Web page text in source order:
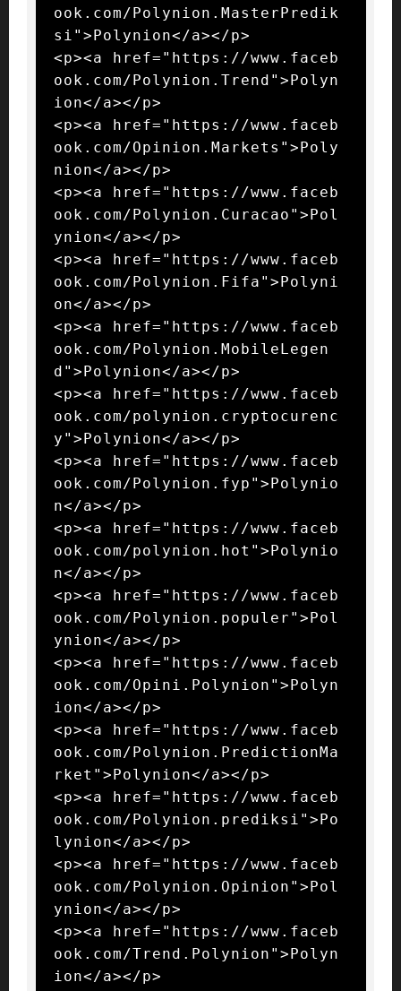
ook.com/Polynion.MasterPredik
si">Polynion</a></p>
<p><a href="https://www.faceb
ook.com/Polynion.Trend">Polyn
ion</a></p>
<p><a href="https://www.faceb
ook.com/Opinion.Markets">Poly
nion</a></p>
<p><a href="https://www.faceb
ook.com/Polynion.Curacao">Pol
ynion</a></p>
<p><a href="https://www.faceb
ook.com/Polynion.Fifa">Polyni
on</a></p>
<p><a href="https://www.faceb
ook.com/Polynion.MobileLegen
d">Polynion</a></p>
<p><a href="https://www.faceb
ook.com/polynion.cryptocurenc
y">Polynion</a></p>
<p><a href="https://www.faceb
ook.com/Polynion.fyp">Polynio
n</a></p>
<p><a href="https://www.faceb
ook.com/polynion.hot">Polynio
n</a></p>
<p><a href="https://www.faceb
ook.com/Polynion.populer">Pol
ynion</a></p>
<p><a href="https://www.faceb
ook.com/Opini.Polynion">Polyn
ion</a></p>
<p><a href="https://www.faceb
ook.com/Polynion.PredictionMa
rket">Polynion</a></p>
<p><a href="https://www.faceb
ook.com/Polynion.prediksi">Po
lynion</a></p>
<p><a href="https://www.faceb
ook.com/Polynion.Opinion">Pol
ynion</a></p>
<p><a href="https://www.faceb
ook.com/Trend.Polynion">Polyn
ion</a></p>